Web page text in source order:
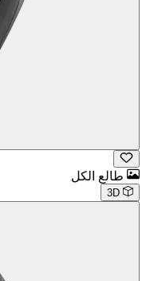
طالع الكل
3D